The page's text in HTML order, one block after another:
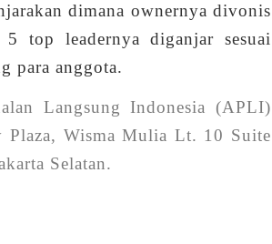
dimana ownernya divonis
top leadernya diganjar sesuai
para anggota.
Langsung Indonesia (APLI)
Wisma Mulia Lt. 10 Suite
Selatan.